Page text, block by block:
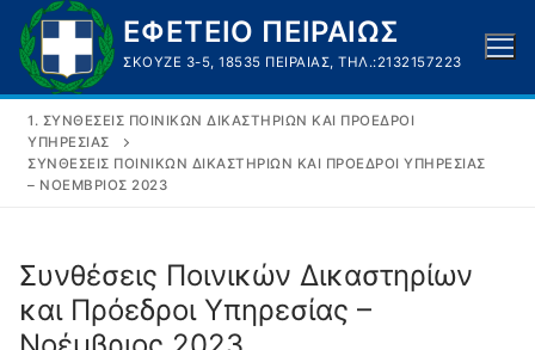
Μετάβαση
στο
περιεχόμενο
ΕΦΕΤΕΙΟ ΠΕΙΡΑΙΩΣ
ΣΚΟΥΖΈ 3-5, 18535 ΠΕΙΡΑΙΆΣ, ΤΗΛ.:2132157223
1. ΣΥΝΘΈΣΕΙΣ ΠΟΙΝΙΚΏΝ ΔΙΚΑΣΤΗΡΊΩΝ ΚΑΙ ΠΡΌΕΔΡΟΙ
ΥΠΗΡΕΣΊΑΣ
ΣΥΝΘΈΣΕΙΣ ΠΟΙΝΙΚΏΝ ΔΙΚΑΣΤΗΡΊΩΝ ΚΑΙ ΠΡΌΕΔΡΟΙ ΥΠΗΡΕΣΊΑΣ
– ΝΟΈΜΒΡΙΟΣ 2023
Συνθέσεις Ποινικών Δικαστηρίων
και Πρόεδροι Υπηρεσίας –